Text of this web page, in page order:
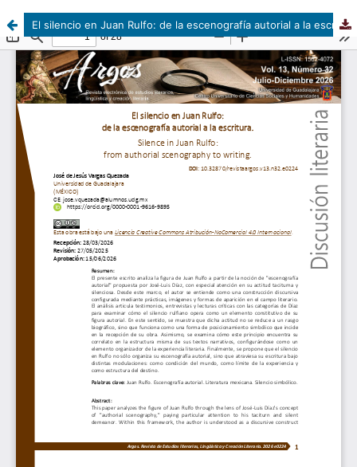
El silencio en Juan Rulfo: de la escenografía autorial a la escritura